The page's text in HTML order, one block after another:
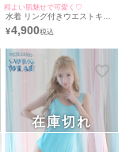
程よい肌魅せで可愛く♡
水着 リング付きウエストキー
ホールモノキニビキニ
¥4,900
在庫切れ